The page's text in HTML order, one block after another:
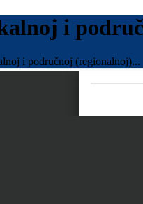
i
i područnoj (regionalnoj)...